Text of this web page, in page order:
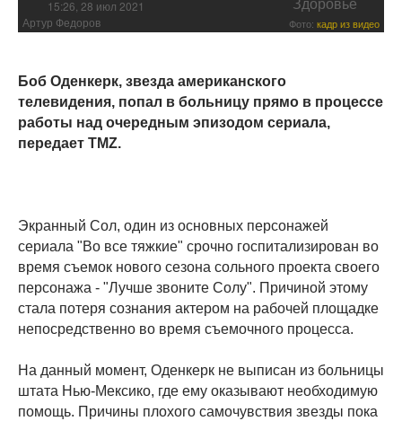
15:26, 28 июл 2021 Здоровье
Артур Федоров Фото: кадр из видео
Боб Оденкерк, звезда американского
телевидения, попал в больницу прямо в процессе
работы над очередным эпизодом сериала,
передает TMZ.
Экранный Сол, один из основных персонажей
сериала "Во все тяжкие" срочно госпитализирован во
время съемок нового сезона сольного проекта своего
персонажа - "Лучше звоните Солу". Причиной этому
стала потеря сознания актером на рабочей площадке
непосредственно во время съемочного процесса.
На данный момент, Оденкерк не выписан из больницы
штата Нью-Мексико, где ему оказывают необходимую
помощь. Причины плохого самочувствия звезды пока